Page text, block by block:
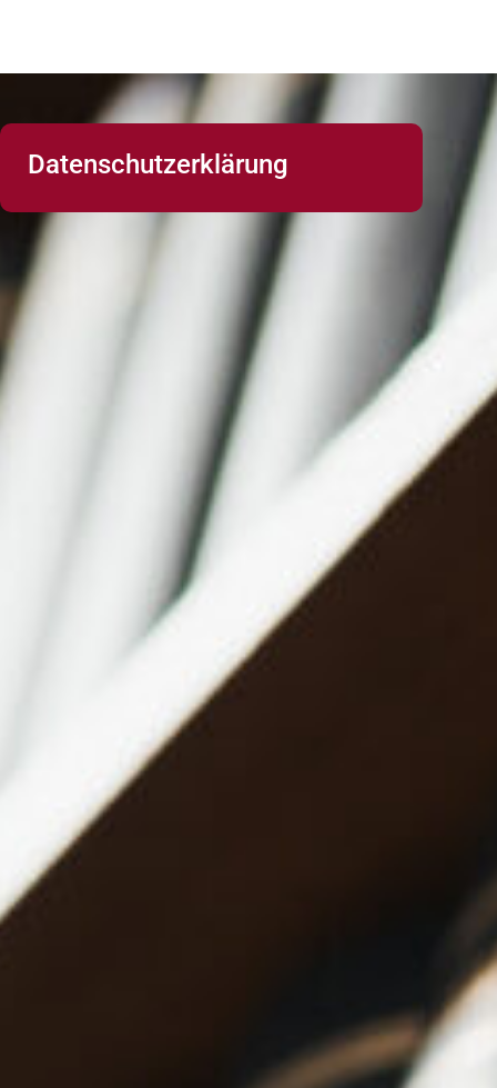
Datenschutzerklärung